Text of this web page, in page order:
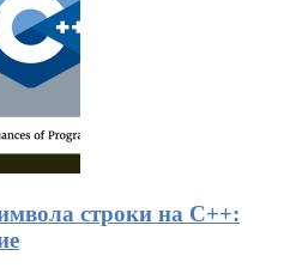
строки на C++: